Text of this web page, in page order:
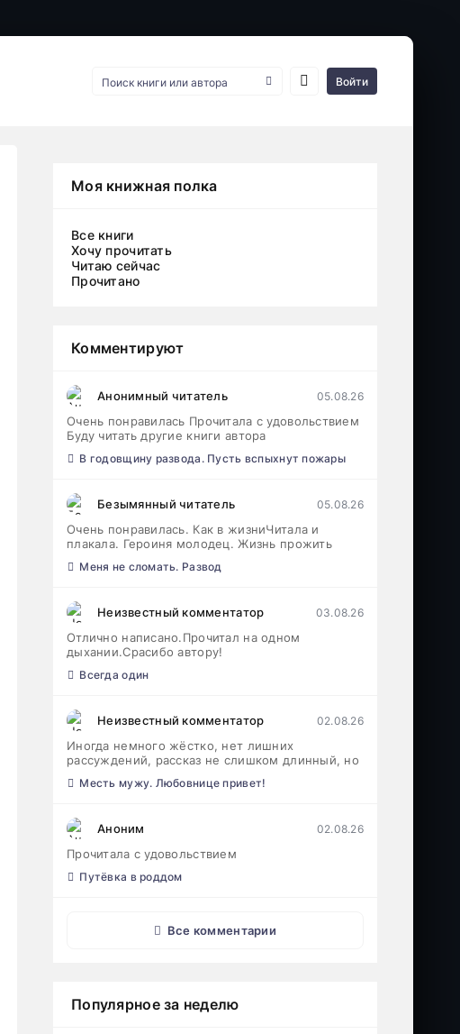
Войти
Моя книжная полка
Все книги
Хочу прочитать
Читаю сейчас
Прочитано
Комментируют
Анонимный читатель 05.08.26
Очень понравилась Прочитала с удовольствием
Буду читать другие книги автора
В годовщину развода. Пусть вспыхнут пожары
Безымянный читатель 05.08.26
Очень понравилась. Как в жизниЧитала и
плакала. Героиня молодец. Жизнь прожить
Меня не сломать. Развод
Неизвестный комментатор 03.08.26
Отлично написано.Прочитал на одном
дыхании.Срасибо автору!
Всегда один
Неизвестный комментатор 02.08.26
Иногда немного жёстко, нет лишних
рассуждений, рассказ не слишком длинный, но
Месть мужу. Любовнице привет!
Аноним 02.08.26
Прочитала с удовольствием
Путёвка в роддом
Все комментарии
Популярное за неделю